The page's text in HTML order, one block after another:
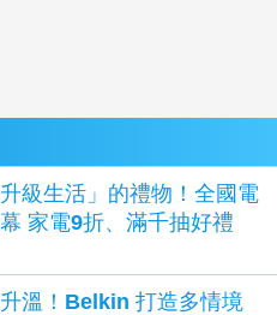
級生活」的禮物！全國電
家電9折、滿千抽好禮
溫！Belkin 打造多情境